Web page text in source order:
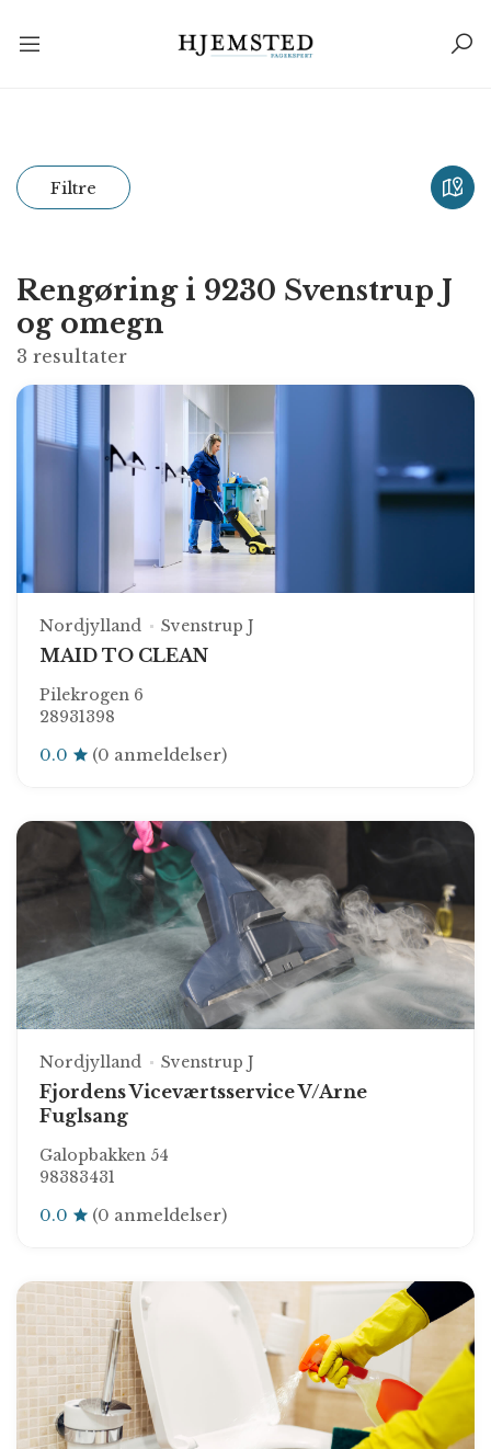
Filtre
Rengøring i 9230 Svenstrup J
og omegn
3 resultater
Nordjylland Svenstrup J
MAID TO CLEAN
Pilekrogen 6
28931398
0.0 (0 anmeldelser)
Nordjylland Svenstrup J
Fjordens Viceværtsservice V/Arne
Fuglsang
Galopbakken 54
98383431
0.0 (0 anmeldelser)